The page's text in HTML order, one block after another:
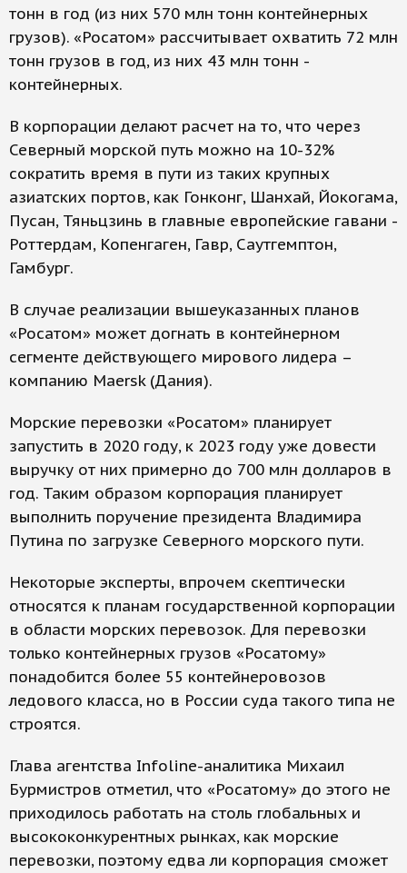
тонн в год (из них 570 млн тонн контейнерных
грузов). «Росатом» рассчитывает охватить 72 млн
тонн грузов в год, из них 43 млн тонн -
контейнерных.
В корпорации делают расчет на то, что через
Северный морской путь можно на 10-32%
сократить время в пути из таких крупных
азиатских портов, как Гонконг, Шанхай, Йокогама,
Пусан, Тяньцзинь в главные европейские гавани -
Роттердам, Копенгаген, Гавр, Саутгемптон,
Гамбург.
В случае реализации вышеуказанных планов
«Росатом» может догнать в контейнерном
сегменте действующего мирового лидера –
компанию Maersk (Дания).
Морские перевозки «Росатом» планирует
запустить в 2020 году, к 2023 году уже довести
выручку от них примерно до 700 млн долларов в
год. Таким образом корпорация планирует
выполнить поручение президента Владимира
Путина по загрузке Северного морского пути.
Некоторые эксперты, впрочем скептически
относятся к планам государственной корпорации
в области морских перевозок. Для перевозки
только контейнерных грузов «Росатому»
понадобится более 55 контейнеровозов
ледового класса, но в России суда такого типа не
строятся.
Глава агентства Infoline-аналитика Михаил
Бурмистров отметил, что «Росатому» до этого не
приходилось работать на столь глобальных и
высококонкурентных рынках, как морские
перевозки, поэтому едва ли корпорация сможет